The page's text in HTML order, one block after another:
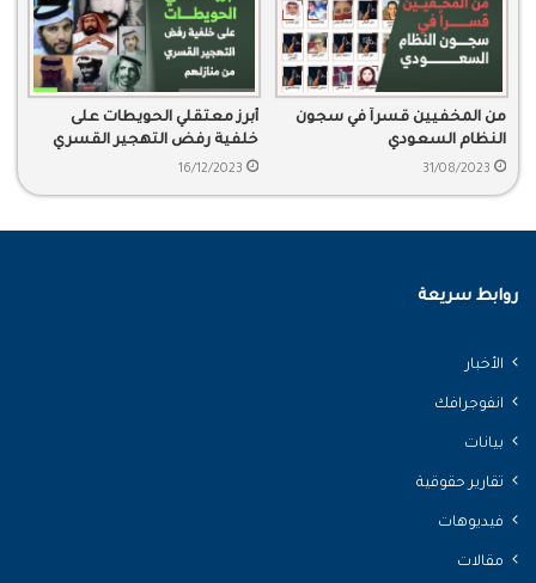
من المخفيين قسراً في سجون
النظام السعودي
31/08/2023
أبرز معتقلي الحويطات على
خلفية رفض التهجير القسري
من منازلهم.
16/12/2023
روابط سريعة
الأخبار
انفوجرافك
بيانات
تقارير حقوقية
فيديوهات
مقالات